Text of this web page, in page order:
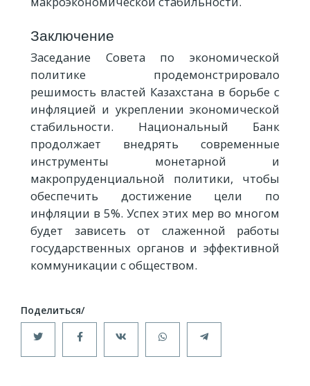
Заключение
Заседание Совета по экономической
политике продемонстрировало
решимость властей Казахстана в борьбе с
инфляцией и укреплении экономической
стабильности. Национальный Банк
продолжает внедрять современные
инструменты монетарной и
макропруденциальной политики, чтобы
обеспечить достижение цели по
инфляции в 5%. Успех этих мер во многом
будет зависеть от слаженной работы
государственных органов и эффективной
коммуникации с обществом.